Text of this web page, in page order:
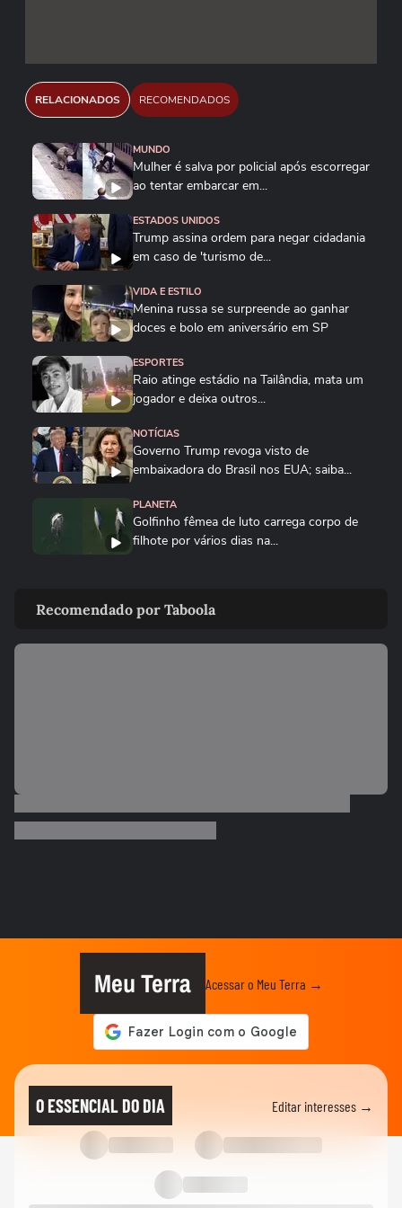
RELACIONADOS RECOMENDADOS
MUNDO
Mulher é salva por policial após escorregar
ao tentar embarcar em...
ESTADOS UNIDOS
Trump assina ordem para negar cidadania
em caso de 'turismo de...
VIDA E ESTILO
Menina russa se surpreende ao ganhar
doces e bolo em aniversário em SP
ESPORTES
Raio atinge estádio na Tailândia, mata um
jogador e deixa outros...
NOTÍCIAS
Governo Trump revoga visto de
embaixadora do Brasil nos EUA; saiba...
PLANETA
Golfinho fêmea de luto carrega corpo de
filhote por vários dias na...
explode e lança homem contra...
FUTEBOL
chamas após ataques em Ormuz
Lula diz que não é ‘louco’ de brigar com
China e EUA: ‘Quero...
No Japão, Zico tranquiliza fãs após
terremoto de grandes...
Lula critica sistema de saúde dos EUA ao
exaltar SUS: ‘Vá tentar...
Recomendado por Taboola
Meu Terra Acessar o Meu Terra →
O ESSENCIAL DO DIA Editar interesses →